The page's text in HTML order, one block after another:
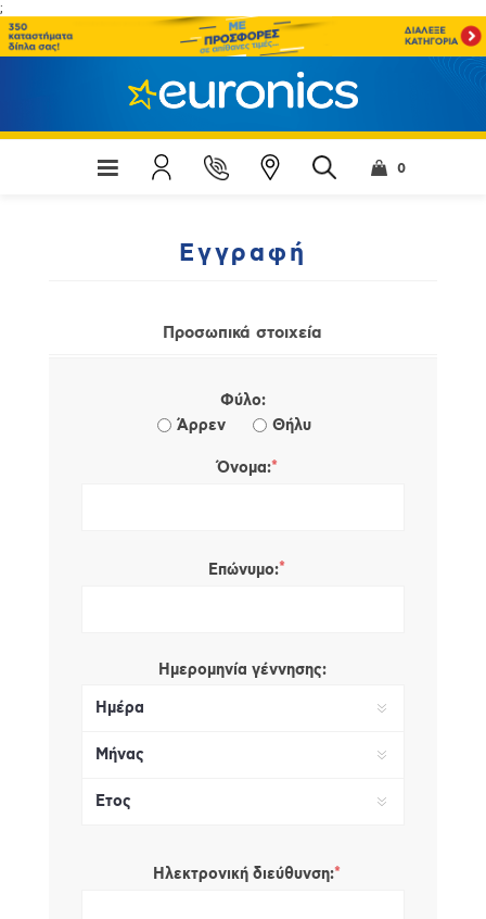
;
0
Εγγραφή
Προσωπικά στοιχεία
Φύλο:
Άρρεν
Θήλυ
Όνομα:*
Επώνυμο:*
Ημερομηνία γέννησης:
Ηλεκτρονική διεύθυνση:*